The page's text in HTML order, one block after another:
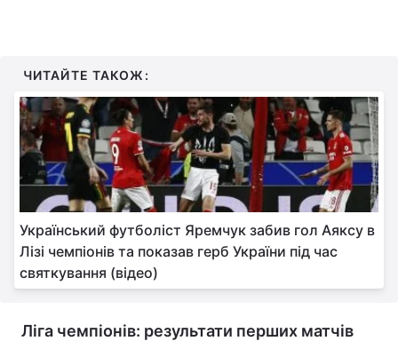
ЧИТАЙТЕ ТАКОЖ:
Український футболіст Яремчук забив гол Аяксу в
Лізі чемпіонів та показав герб України під час
святкування (відео)
Ліга чемпіонів: результати перших матчів